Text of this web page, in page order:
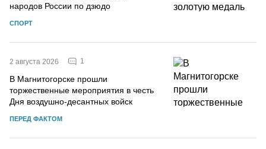
народов России по дзюдо
СПОРТ
2 августа 2026 1
В Магнитогорске прошли
торжественные мероприятия в честь
Дня воздушно-десантных войск
ПЕРЕД ФАКТОМ